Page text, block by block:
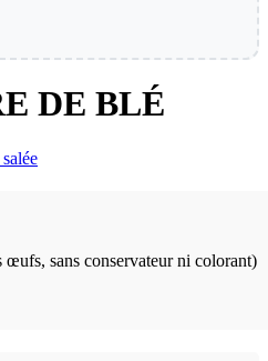
DE BLÉ
œufs, sans conservateur ni colorant)